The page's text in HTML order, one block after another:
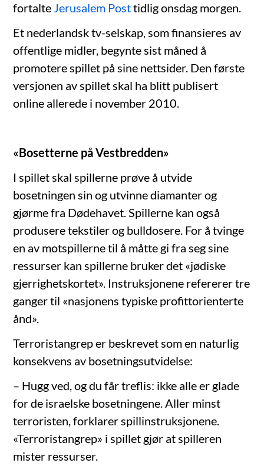
fortalte Jerusalem Posttidlig onsdag morgen.
Et nederlandsk tv-selskap, som finansieres av
offentlige midler, begynte sist måned å
promotere spillet på sine nettsider. Den første
versjonen av spillet skal ha blitt publisert
online allerede i november 2010.
«Bosetterne på Vestbredden»
I spillet skal spillerne prøve å utvide
bosetningen sin og utvinne diamanter og
gjørme fra Dødehavet. Spillerne kan også
produsere tekstiler og bulldosere. For å tvinge
en av motspillerne til å måtte gi fra seg sine
ressurser kan spillerne bruker det «jødiske
gjerrighetskortet». Instruksjonene refererer tre
ganger til «nasjonens typiske profittorienterte
ånd».
Terroristangrep er beskrevet som en naturlig
konsekvens av bosetningsutvidelse:
– Hugg ved, og du får treflis: ikke alle er glade
for de israelske bosetningene. Aller minst
terroristen, forklarer spillinstruksjonene.
«Terroristangrep» i spillet gjør at spilleren
mister ressurser.